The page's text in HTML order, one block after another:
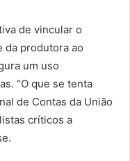
de vincular o
da produtora ao
um uso
“O que se tenta
de Contas da União
críticos a